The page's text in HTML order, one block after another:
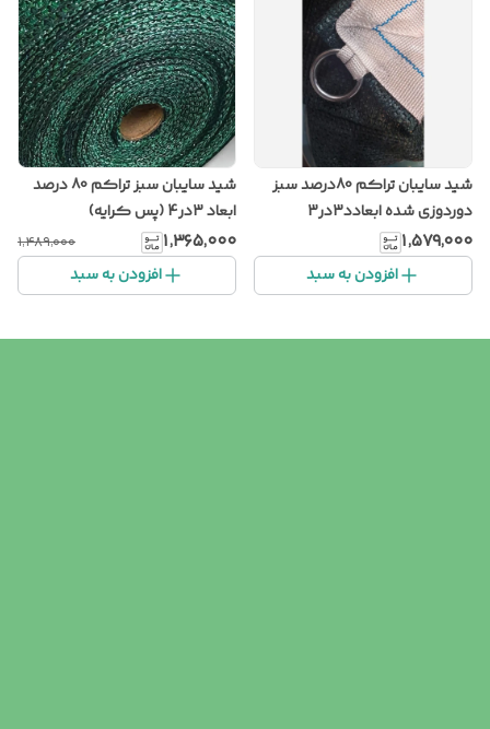
شید سایبان تراکم 80درصد سبز
دوردوزی شده ابعادد3در3
۱٬۵۷۹٬۰۰۰
افزودن به سبد
شید سایبان سبز تراکم 80 درصد
ابعاد 3در4 (پس کرایه)
۱٬۳۶۵٬۰۰۰ ۱٬۴۸۹٬۰۰۰
افزودن به سبد